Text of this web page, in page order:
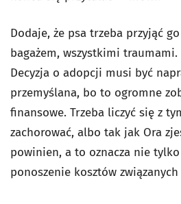
Dodaje, że psa trzeba przyjąć
bagażem, wszystkimi traumami.
Decyzja o adopcji musi być
przemyślana, bo to ogromne
finansowe. Trzeba liczyć się z
zachorować, albo tak jak Ora
powinien, a to oznacza nie
ponoszenie kosztów